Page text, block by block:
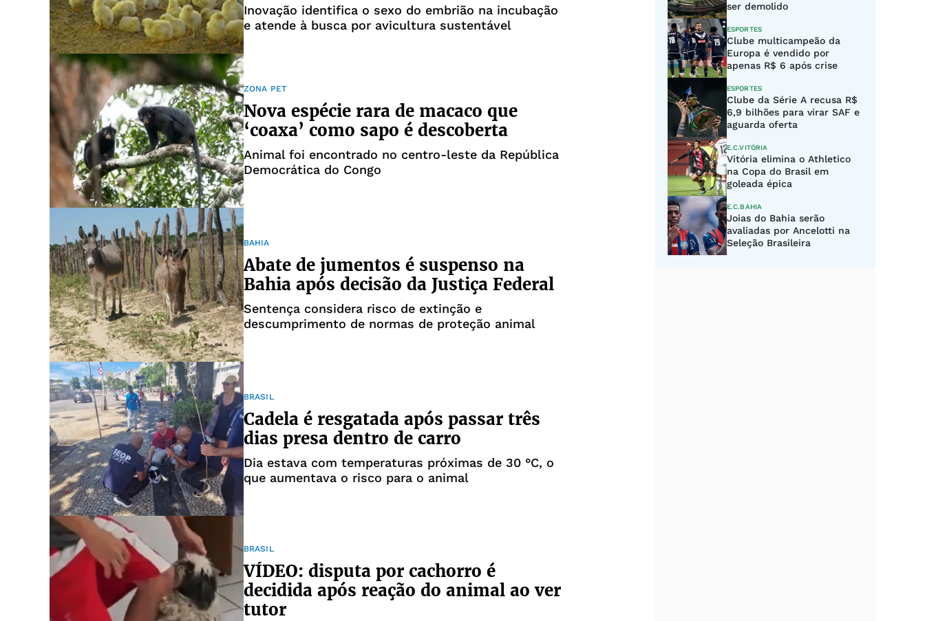
Inovação identifica o sexo do embrião na incubação
e atende à busca por avicultura sustentável
ZONA PET
Nova espécie rara de macaco que
‘coaxa’ como sapo é descoberta
Animal foi encontrado no centro-leste da República
Democrática do Congo
BAHIA
Abate de jumentos é suspenso na
Bahia após decisão da Justiça Federal
Sentença considera risco de extinção e
descumprimento de normas de proteção animal
BRASIL
Cadela é resgatada após passar três
dias presa dentro de carro
Dia estava com temperaturas próximas de 30 °C, o
que aumentava o risco para o animal
BRASIL
VÍDEO: disputa por cachorro é
decidida após reação do animal ao ver
tutor
ser demolido
ESPORTES
Clube multicampeão da
Europa é vendido por
apenas R$ 6 após crise
ESPORTES
Clube da Série A recusa R$
6,9 bilhões para virar SAF e
aguarda oferta
E.C.VITÓRIA
Vitória elimina o Athletico
na Copa do Brasil em
goleada épica
E.C.BAHIA
Joias do Bahia serão
avaliadas por Ancelotti na
Seleção Brasileira